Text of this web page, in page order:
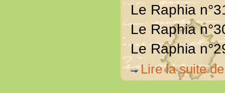
Le Raphia
Le Raphia
Le Raphia
Lire la suite